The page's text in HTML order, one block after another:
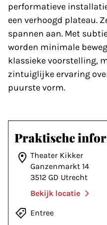
performatieve
een verhoogd plateau.
spannen aan. Met
worden minimale
klassieke voorstelling,
zintuiglijke ervaring
puurste vorm.
Praktische
Theater Kikker
Ganzenmarkt 14
3512 GD Utrecht
Bekijk locatie
Entree